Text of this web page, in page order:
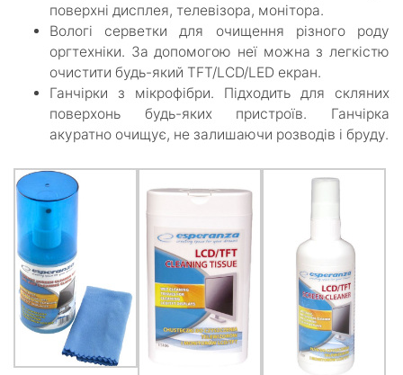
поверхні дисплея, телевізора, монітора.
Вологі серветки для очищення різного роду
оргтехніки. За допомогою неї можна з легкістю
очистити будь-який TFT/LCD/LED екран.
Ганчірки з мікрофібри. Підходить для скляних
поверхонь будь-яких пристроїв. Ганчірка
акуратно очищує, не залишаючи розводів і бруду.